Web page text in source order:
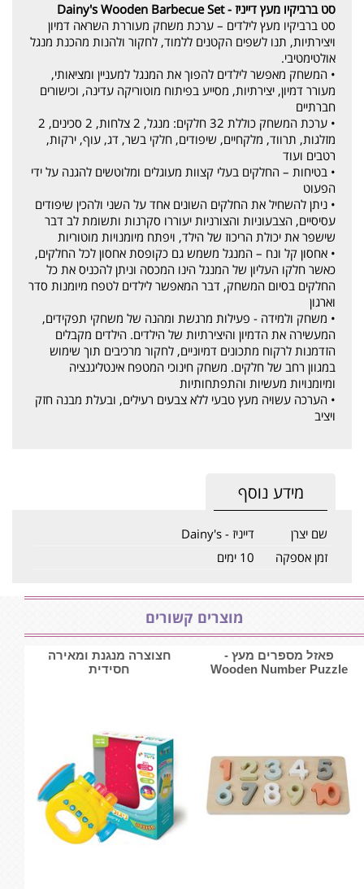
סט ברביקיו מעץ דייניז - ‏‏‏‏Dainy's Wooden Barbecue Set
סט ברביקיו מעץ לילדים – ערכת משחק מעוררת השראה דמיון
ויצירתיות, תנו לשפים הקטנים ללמוד, לחקור ולהנות מהכנת מנגל
אולטימטיבי.
• המשחק מאפשר לילדים להפוך את המנגל למעניין ומציאותי,
מעורר דמיון, יצירתיות, מסייע בפיתוח מוטוריקה עדינה, וכישורים
חברתיים
• ערכת המשחק כוללת 32 חלקים: מנגל, 2 צלחות, 2 סכינים, 2
מזלגות, תרווד, מלקחיים, שיפודים, חלקי בשר, דג, עוף, ירקות,
רטבים ועוד
• בטיחות – החלקים בעלי קצוות מעוגלים ומלוטשים להגנה על ידי
הפעוט
• ניתן להשחיל את החלקים השונים אחד על השני ולהכין שיפודים
עסיסיים, הצבעוניות והצורניות יעוררו סקרנות ותשומת לב דבר
שישפר את יכולת הריכוז של הילד, ויפתח מיומנויות מוטוריות
• אחסון קל ונח – המנגל משמש גם כקופסת אחסון לכל החלקים,
כאשר חלקו העליון של המנגל הינו המכסה וניתן להכניס את כל
החלקים בסיום המשחק, דבר המאפשר לילדים לטפח מיומנות סדר
וארגון
• משחק ולמידה - פעילות מרגשת ומהנה של משחקי תפקידים,
המעשירה את הדמיון והיצירתיות של הילדים. הילדים מקבלים
הזדמנות לרקוח מתכונים דמיוניים, לחקור מרכיבים תוך שימוש
במגוון רחב של חלקים. משחק חינוכי המטפח אינטליגנציה
ומיומנויות מעשיות והתפתחותיות
• הערכה עשויה מעץ טבעי ללא צבעים רעילים, ובעלת מבנה חזק
ויציב
מידע נוסף
שם יצרן
דייניז - Dainy's
זמן אספקה
10 ימים
מוצרים קשורים
פאזל מספרים מעץ -
Wooden Number Puzzle
חצוצרה מנגנת ומאירה
חסידית